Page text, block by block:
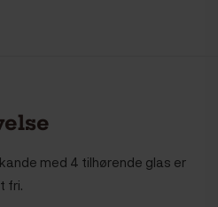
med 4 tilhørende glas er
fri.